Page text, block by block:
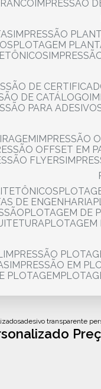
IMPRESSÃO
IMPRESSÃO
PLOTAGEM
DE
DE CATÁLOGO
PARA
IMPRESSÃO
OFFSET EM
FLYERS
DE ENGENHARIA
PLOTAGEM DE
IMPRESSÃO
IMPRESSÃO EM
PLOTAGEM
adesivo transparente